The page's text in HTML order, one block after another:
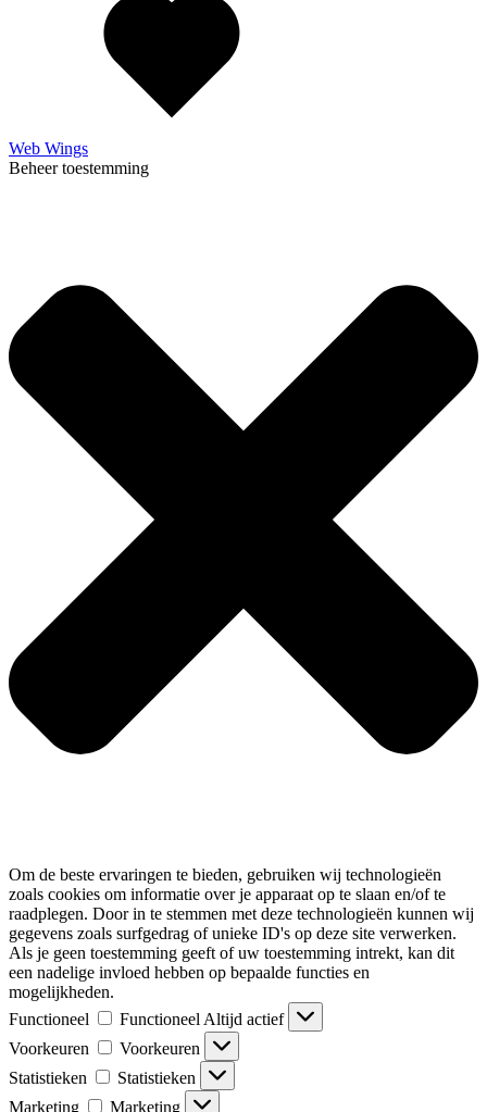
Web Wings
Beheer toestemming
Om de beste ervaringen te bieden, gebruiken wij technologieën
zoals cookies om informatie over je apparaat op te slaan en/of te
raadplegen. Door in te stemmen met deze technologieën kunnen wij
gegevens zoals surfgedrag of unieke ID's op deze site verwerken.
Als je geen toestemming geeft of uw toestemming intrekt, kan dit
een nadelige invloed hebben op bepaalde functies en
mogelijkheden.
Functioneel
FunctioneelAltijd actief
Voorkeuren
Voorkeuren
Statistieken
Statistieken
Marketing
Marketing